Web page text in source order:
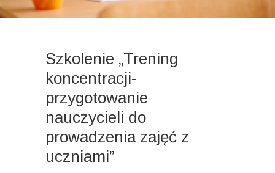
Szkolenie „Trening
koncentracji-
przygotowanie
nauczycieli do
prowadzenia zajęć z
uczniami”